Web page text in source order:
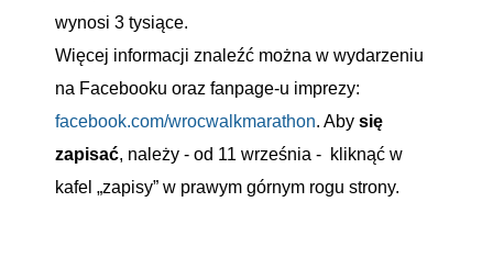
wynosi 3 tysiące.
Więcej informacji znaleźć można w wydarzeniu
na Facebooku oraz fanpage-u imprezy:
facebook.com/wrocwalkmarathon. Aby się
zapisać, należy - od 11 września - kliknąć w
kafel „zapisy” w prawym górnym rogu strony.